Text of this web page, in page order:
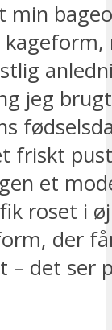
jeg
friskt
et
roset i
der
– det ser